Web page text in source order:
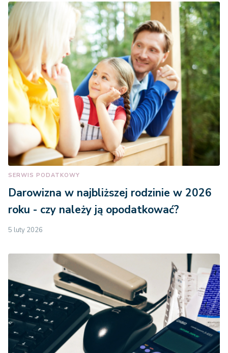
SERWIS PODATKOWY
Darowizna w najbliższej rodzinie w 2026
roku - czy należy ją opodatkować?
5 luty 2026